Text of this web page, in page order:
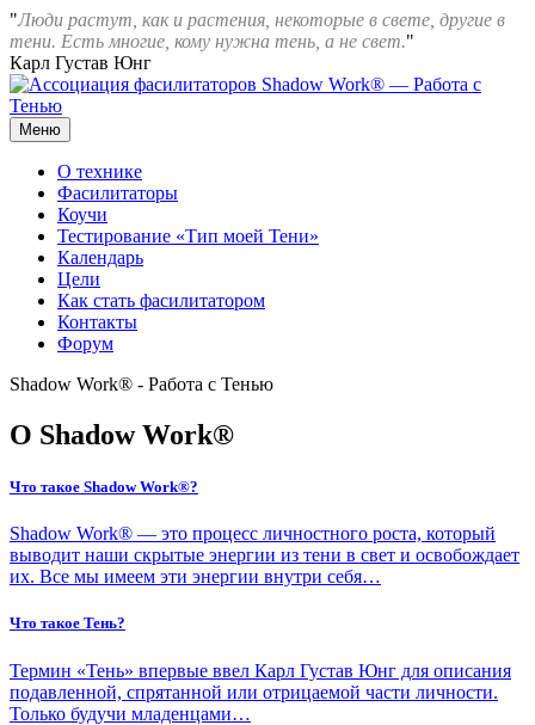
Перейти
к
содержимому
"Люди растут, как и растения, некоторые в свете, другие в
тени. Есть многие, кому нужна тень, а не свет."
Карл Густав Юнг
Ассоциация фасилитаторов Shadow Work® — Работа с Тенью
Меню
О технике
Фасилитаторы
Коучи
Тестирование «Тип моей Тени»
Календарь
Цели
Как стать фасилитатором
Контакты
Форум
Shadow Work® - Работа с Тенью
О Shadow Work®
Что такое Shadow Work®?
Shadow Work® — это процесс личностного роста, который
выводит наши скрытые энергии из тени в свет и освобождает
их. Все мы имеем эти энергии внутри себя…
Что такое Тень?
Термин «Тень» впервые ввел Карл Густав Юнг для описания
подавленной, спрятанной или отрицаемой части личности.
Только будучи младенцами…